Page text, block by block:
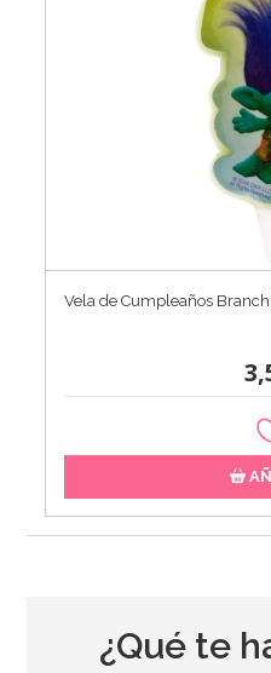
Vela de Cumpleaños
¿Qué te